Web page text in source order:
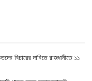
বিচারের দাবিতে রাজধানীতে ১১